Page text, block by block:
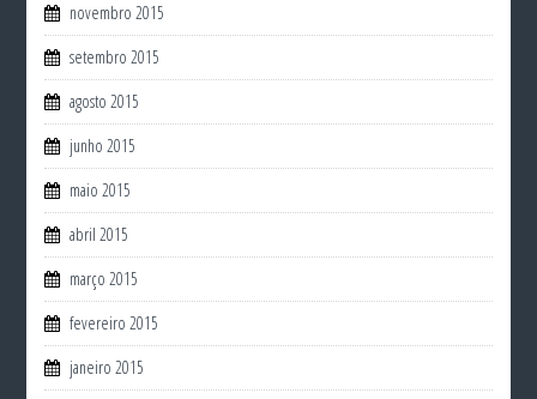
novembro 2015
setembro 2015
agosto 2015
junho 2015
maio 2015
abril 2015
março 2015
fevereiro 2015
janeiro 2015